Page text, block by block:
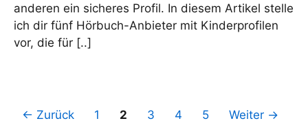
anderen ein sicheres Profil. In diesem Artikel stelle
ich dir fünf Hörbuch-Anbieter mit Kinderprofilen
vor, die für [..]
← Zurück Seite
1 Seite
2 Seite
3 Seite
4 Seite
5 Weiter →